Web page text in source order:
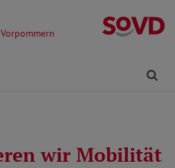
wir Mobilität